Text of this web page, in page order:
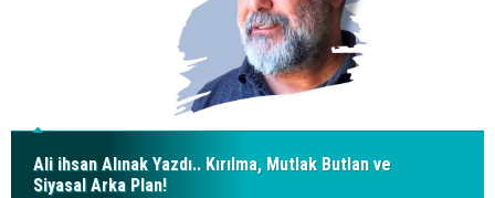
Ali ihsan Alınak Yazdı.. Kırılma, Mutlak Butlan ve
Siyasal Arka Plan!